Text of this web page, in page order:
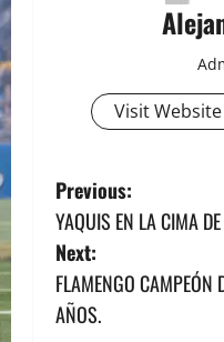
Visit Website
P
o
s
Previous:
YAQUIS EN LA CIMA
Next:
FLAMENGO CAMPEÓN
AÑOS.